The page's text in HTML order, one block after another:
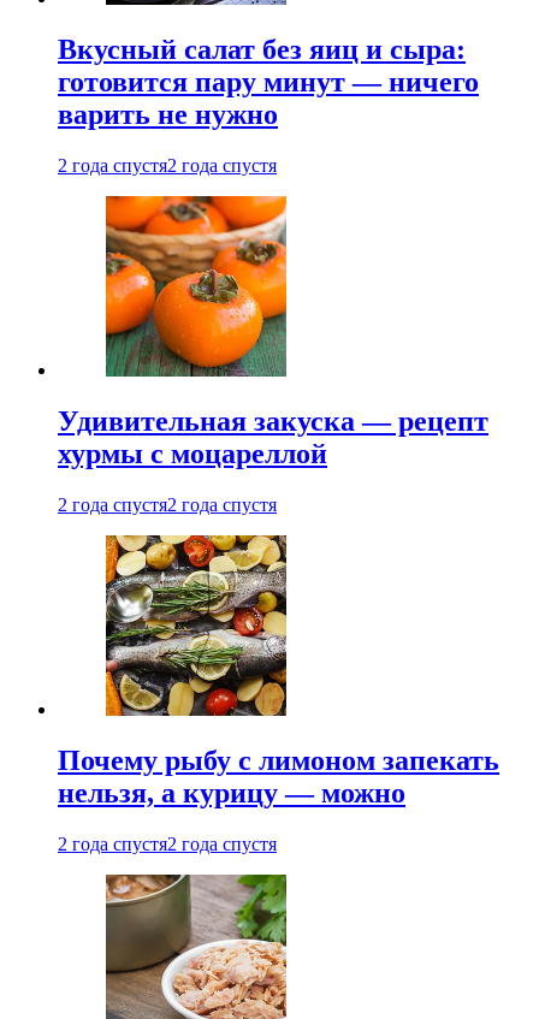
Вкусный салат без яиц и сыра:
готовится пару минут — ничего
варить не нужно
2 года спустя2 года спустя
Удивительная закуска — рецепт
хурмы с моцареллой
2 года спустя2 года спустя
Почему рыбу с лимоном запекать
нельзя, а курицу — можно
2 года спустя2 года спустя